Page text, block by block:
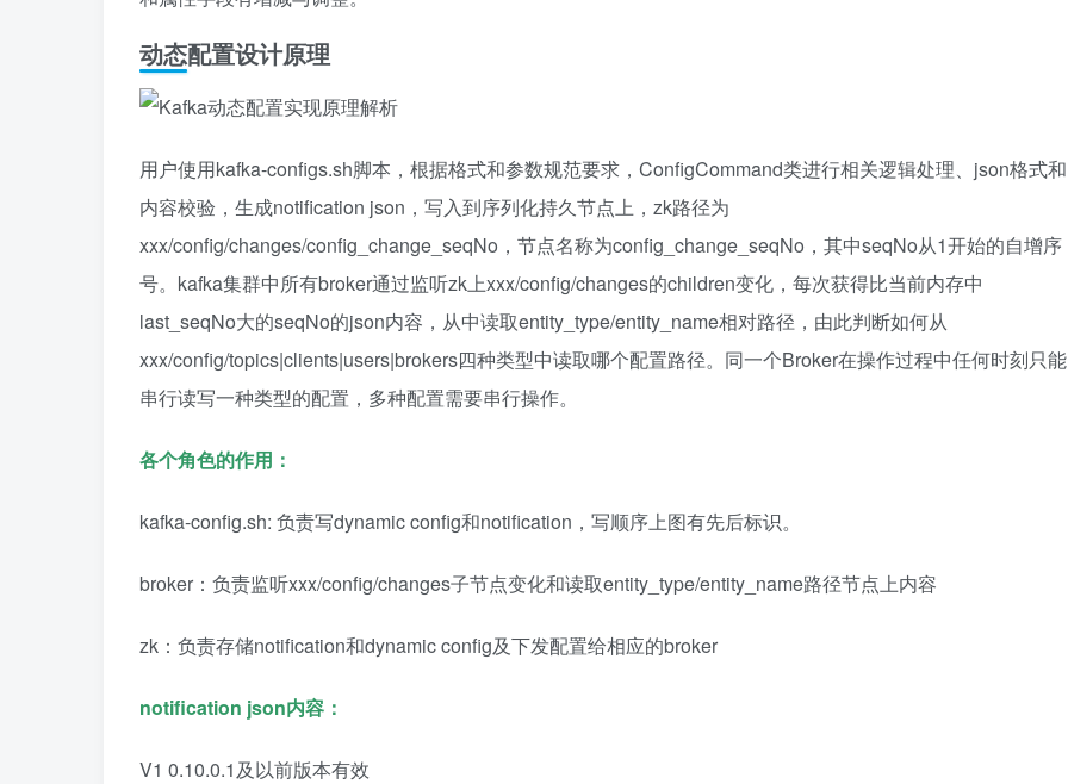
动态配置设计原理
用户使用kafka-configs.sh脚本，根据格式和参数规范要求，ConfigCommand类进行相关逻辑处理、json格式和
内容校验，生成notification json，写入到序列化持久节点上，zk路径为
xxx/config/changes/config_change_seqNo，节点名称为config_change_seqNo，其中seqNo从1开始的自增序
号。kafka集群中所有broker通过监听zk上xxx/config/changes的children变化，每次获得比当前内存中
last_seqNo大的seqNo的json内容，从中读取entity_type/entity_name相对路径，由此判断如何从
xxx/config/topics|clients|users|brokers四种类型中读取哪个配置路径。同一个Broker在操作过程中任何时刻只能
串行读写一种类型的配置，多种配置需要串行操作。
各个角色的作用：
kafka-config.sh: 负责写dynamic config和notification，写顺序上图有先后标识。
broker：负责监听xxx/config/changes子节点变化和读取entity_type/entity_name路径节点上内容
zk：负责存储notification和dynamic config及下发配置给相应的broker
notification json内容：
V1 0.10.0.1及以前版本有效